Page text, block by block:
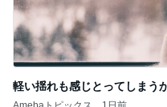
同僚と上司の
Amebaトピックス